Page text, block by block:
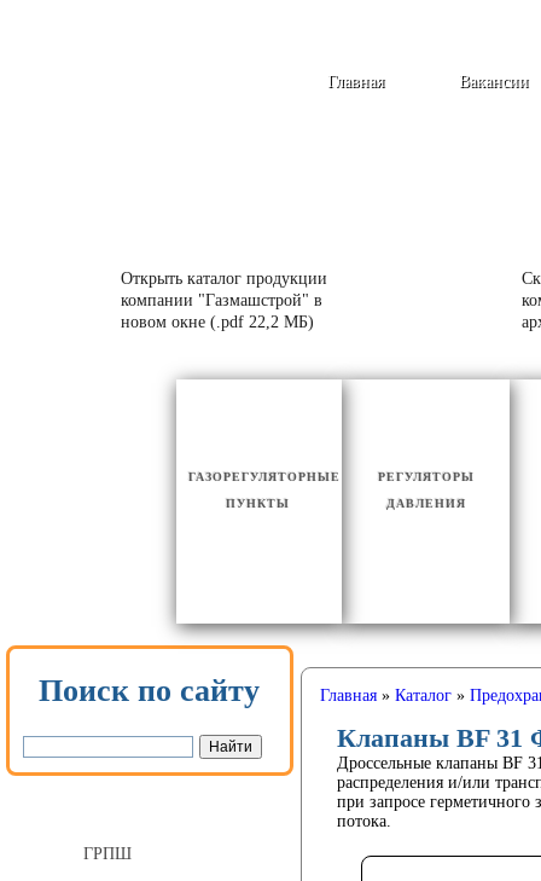
Вакансии
Главная
Открыть каталог продукции
компании "Газмашстрой" в
новом окне (.pdf 22,2 МБ)
РЕГУЛЯТОРЫ
ДАВЛЕНИЯ
ГАЗОРЕГУЛЯТОРНЫЕ
ПУНКТЫ
Поиск по сайту
ГРПШ
Главная» Каталог»
Клапаны BF 31
Дроссельные клапаны BF
распределения и/или
при запросе
потока.